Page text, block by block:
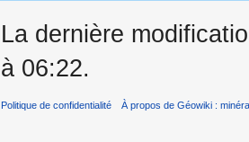
La dernière
à 06:22.
Politique de confidentialité À propos de Géowiki :